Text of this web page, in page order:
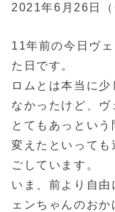
2021年6月26日（
11年前の今日ヴ
た日です。
ロムとは本当に
なかったけど、ヴ
とてもあっとい
変えたといっても
ごしています。
いま、前より自
ェンちゃんのおか